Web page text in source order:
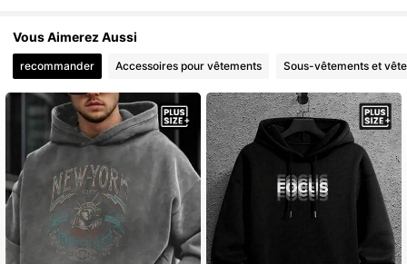
Vous Aimerez Aussi
recommander Accessoires pour vêtements Sous-vêtements et